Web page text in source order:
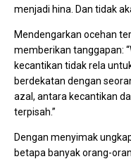
menjadi hina. Dan tidak
Mendengarkan ocehan
memberikan tanggapan:
kecantikan tidak rela
berdekatan dengan
azal, antara kecantikan
terpisah.”
Dengan menyimak
betapa banyak orang-